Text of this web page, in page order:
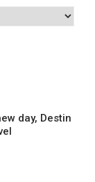
day, Destin